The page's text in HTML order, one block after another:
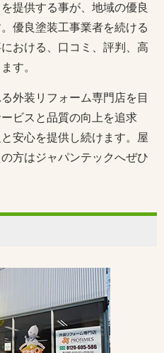
提供する事が、地域の優良
優良塗装工事業者を続ける
おける、口コミ、評判、高
す。
外装リフォーム専門店を目
ビスと品質の向上を追求
安心を提供し続けます。屋
方はジャパンテックへぜひ